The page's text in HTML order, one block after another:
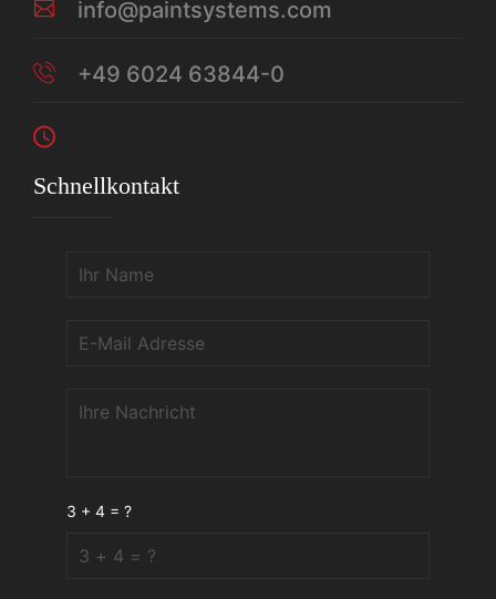
info@paintsystems.com
+49 6024 63844-0
Schnellkontakt
3 + 4 = ?